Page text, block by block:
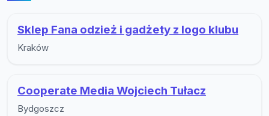
Sklep Fana odzież i gadżety z logo klubu
Kraków
Cooperate Media Wojciech Tułacz
Bydgoszcz